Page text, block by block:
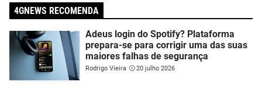
4GNEWS RECOMENDA
Adeus login do Spotify? Plataforma
prepara-se para corrigir uma das suas
maiores falhas de segurança
Rodrigo Vieira 20 julho 2026